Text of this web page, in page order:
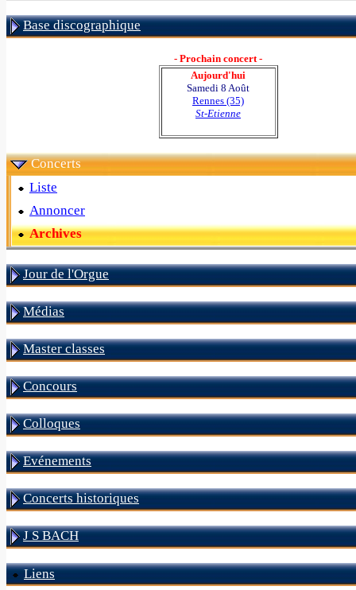
Base discographique
- Prochain concert -
Aujourd'hui
Samedi 8 Août
Rennes (35)
St-Etienne
Concerts
Liste
Annoncer
Archives
Jour de l'Orgue
Médias
Master classes
Concours
Colloques
Evénements
Concerts historiques
J S BACH
Liens